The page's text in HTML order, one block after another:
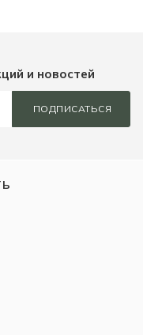
и новостей
ПОДПИСАТЬСЯ